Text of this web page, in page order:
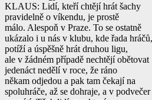
KLAUS: Lidí, kteří chtějí hrát šachy
pravidelně o víkendu, je prostě
málo. Alespoň v Praze. To se ostatně
ukázalo i u nás v klubu, kde řada
potíží a úspěšně hrát druhou ligu,
ale v žádném případě nechtějí obětovat
jedenáct nedělí v roce, že ráno
někam odjedou a pak tam čekají na
spoluhráče, až se dohraje, a v podvečer